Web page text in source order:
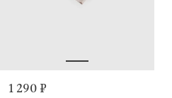
1 290 ₽